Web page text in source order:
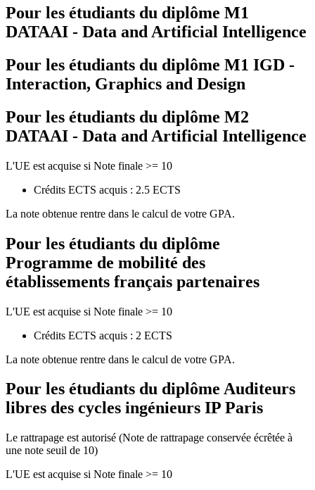
Pour les étudiants du diplôme M1
DATAAI - Data and Artificial Intelligence
Pour les étudiants du diplôme M1 IGD -
Interaction, Graphics and Design
Pour les étudiants du diplôme M2
DATAAI - Data and Artificial Intelligence
L'UE est acquise si Note finale >= 10
Crédits ECTS acquis : 2.5 ECTS
La note obtenue rentre dans le calcul de votre GPA.
Pour les étudiants du diplôme
Programme de mobilité des
établissements français partenaires
L'UE est acquise si Note finale >= 10
Crédits ECTS acquis : 2 ECTS
La note obtenue rentre dans le calcul de votre GPA.
Pour les étudiants du diplôme Auditeurs
libres des cycles ingénieurs IP Paris
Le rattrapage est autorisé (Note de rattrapage conservée écrêtée à
une note seuil de 10)
L'UE est acquise si Note finale >= 10